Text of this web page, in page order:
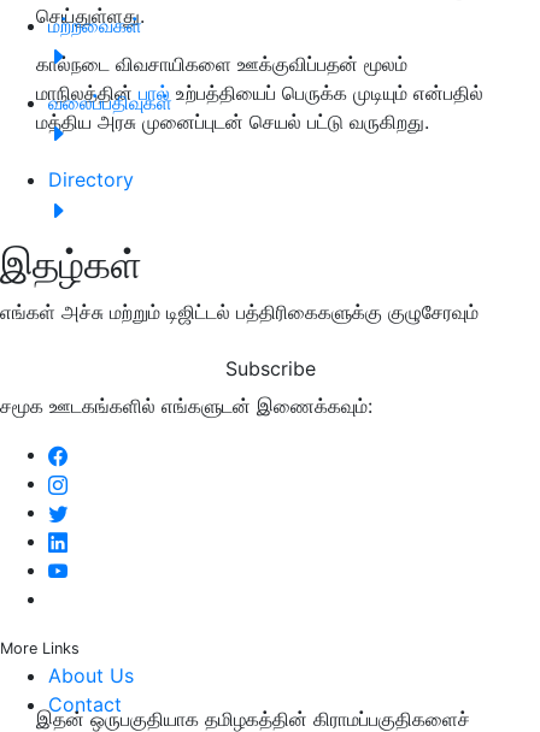
மற்றவைகள்
வலைப்பதிவுகள்
Directory
இதழ்கள்
எங்கள் அச்சு மற்றும் டிஜிட்டல் பத்திரிகைகளுக்கு குழுசேரவும்
Subscribe
சமூக ஊடகங்களில் எங்களுடன் இணைக்கவும்:
More Links
About Us
Contact
செய்துள்ளது.
கால்நடை விவசாயிகளை ஊக்குவிப்பதன் மூலம்
மாநிலத்தின் பால் உற்பத்தியைப் பெருக்க முடியும் என்பதில்
மத்திய அரசு முனைப்புடன் செயல் பட்டு வருகிறது.
இதன் ஒருபகுதியாக தமிழகத்தின் கிராமப்பகுதிகளைச்